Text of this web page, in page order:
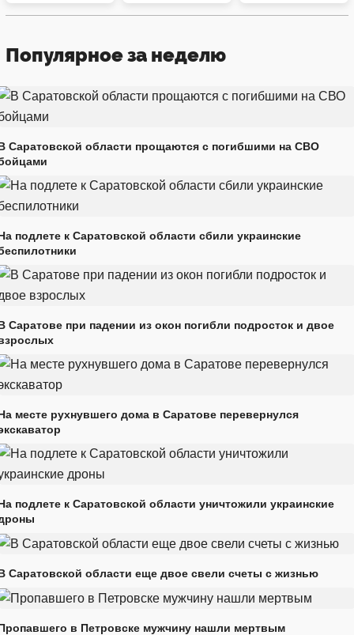
Популярное за неделю
Саратовской области прощаются с погибшими на СВО
подлете к Саратовской области сбили украинские
Саратове при падении из окон погибли подросток и двое
месте рухнувшего дома в Саратове перевернулся
подлете к Саратовской области уничтожили украинские
Саратовской области еще двое свели счеты с жизнью
в Петровске мужчину нашли мертвым